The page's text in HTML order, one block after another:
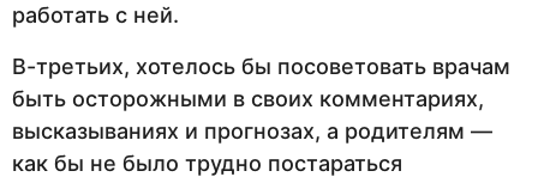
работать с ней.
В-третьих, хотелось бы посоветовать врачам
быть осторожными в своих комментариях,
высказываниях и прогнозах, а родителям —
как бы не было трудно постараться